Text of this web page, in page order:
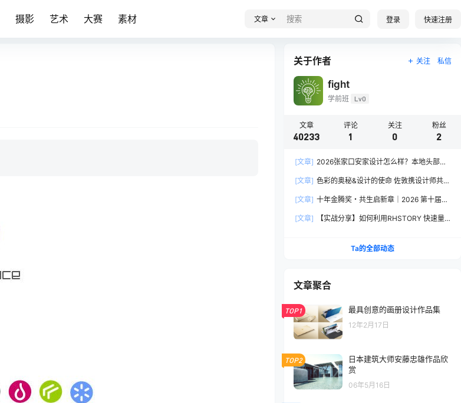
摄影 艺术 大赛 素材 文章 登录 快速注册
关于作者 关注 私信
fight
学前班 Lv0
文章
40233
评论
1
关注
0
粉丝
2
[文章] 2026张家口安家设计怎么样？本地头部全
[文章] 色彩的奥秘&设计的使命 佐敦携设计师共探
[文章] 十年金腾奖・共生启新章｜2026 第十届金
[文章]
【实战分享】如何利用RHSTORY 快速量
Ta的全部动态
文章聚合
TOP1 最具创意的画册设计作品集
12年2月17日
TOP2
日本建筑大师安藤忠雄作品欣
赏
06年5月16日